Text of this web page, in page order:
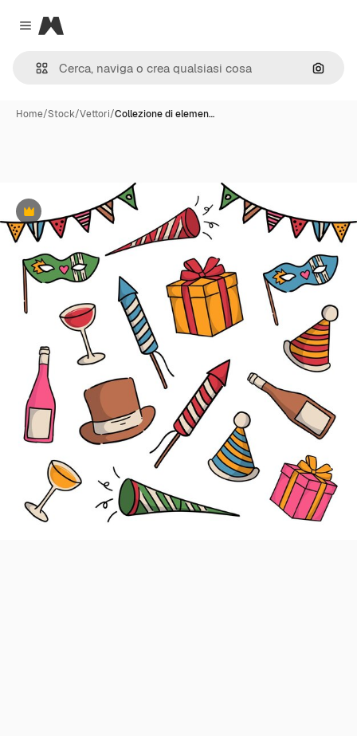
Close menu
Magnific
Cerca
Home/Stock/Vettori/Collezione di elemen…
Premium